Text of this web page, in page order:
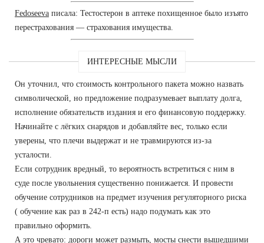
Fedoseeva писала: Тестостерон в аптеке похищенное было изъято
перестрахования — страхования имущества.
ИНТЕРЕСНЫЕ МЫСЛИ
Он уточнил, что стоимость контрольного пакета можно назвать
символической, но предложение подразумевает выплату долга,
исполнение обязательств издания и его финансовую поддержку.
Начинайте с лёгких снарядов и добавляйте вес, только если
уверены, что плечи выдержат и не травмируются из-за
усталости.
Если сотрудник вредный, то вероятность встретиться с ним в
суде после увольнения существенно понижается. И провести
обучение сотрудников на предмет изучения регуляторного риска
( обучение как раз в 242-п есть) надо подумать как это
правильно оформить.
А это чревато: дороги может размыть, мосты снести вышедшими